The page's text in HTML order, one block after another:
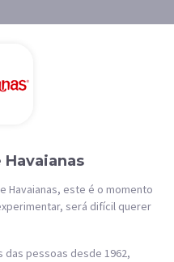
Havaianas, este é o momento
será difícil querer
das pessoas desde 1962,